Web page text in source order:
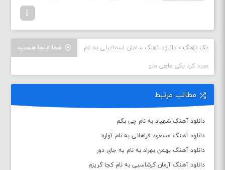
شما اینجا هستید تک آهنگ »دانلود آهنگ سامان اسماعیلی به نام
صید کرد یکی ماهی منو
مطالب مرتبط
دانلود آهنگ شهیاد به نام چی بگم
دانلود آهنگ مسعود فراهانی به نام آواره
دانلود آهنگ بهمن بهراد به نام یه جای دور
دانلود آهنگ آرمان گرشاسبی به نام کجا گریزم